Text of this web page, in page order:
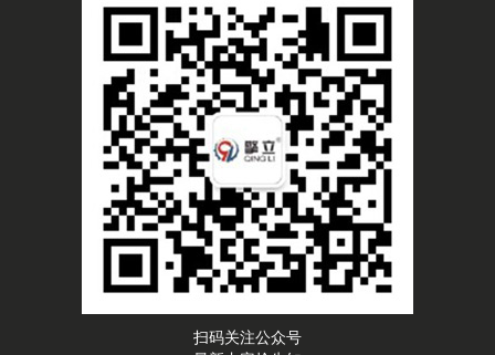
扫码关注公众号